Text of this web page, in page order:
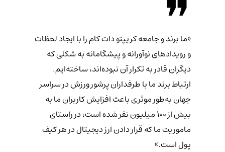
«ما برند و جامعه کریپتو دات کام را با ایجاد لحظات
و رویدادهای نوآورانه و پیشگامانه به شکلی که
دیگران قادر به تکرار آن نبوده‌اند، ساخته‌ایم.
ارتباط برند ما با طرفداران پرشور ورزش در سراسر
جهان به‌طور موثری باعث افزایش کاربران ما به
بیش از ۱۰۰ میلیون نفر شده است، در راستای
ماموریت ما که قرار دادن ارز دیجیتال در هر کیف
پول است.»